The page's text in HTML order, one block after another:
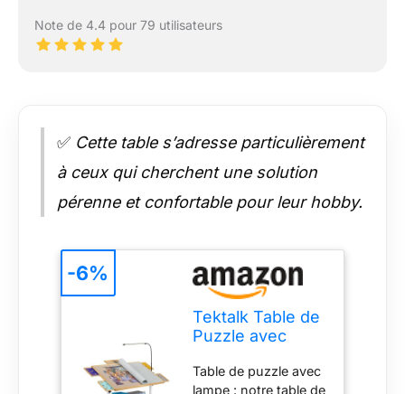
Note de 4.4 pour 79 utilisateurs
✅ Cette table s’adresse particulièrement
à ceux qui cherchent une solution
pérenne et confortable pour leur hobby.
Tektalk Table de
Puzzle avec
Plateau en Bois
Table de puzzle avec
lampe : notre table de
-6%